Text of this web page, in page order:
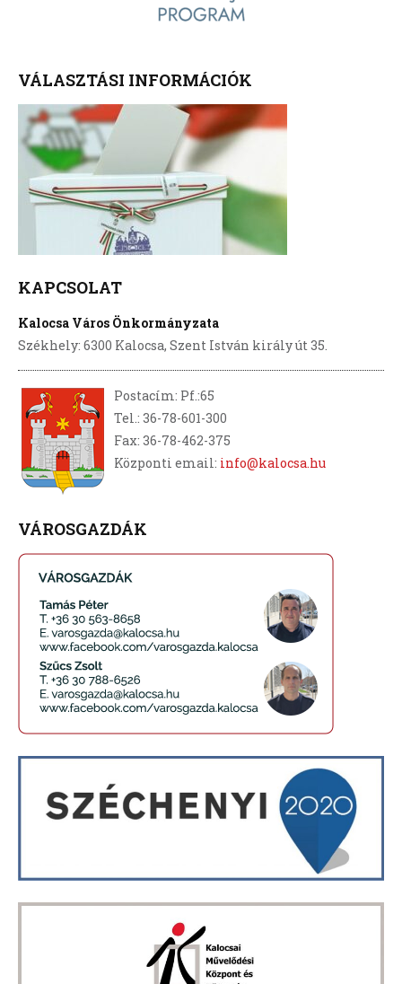
VÁLASZTÁSI INFORMÁCIÓK
KAPCSOLAT
Kalocsa Város Önkormányzata
Székhely: 6300 Kalocsa, Szent István király út 35.
Postacím: Pf.:65
Tel.: 36-78-601-300
Fax: 36-78-462-375
Központi email: info@kalocsa.hu
VÁROSGAZDÁK